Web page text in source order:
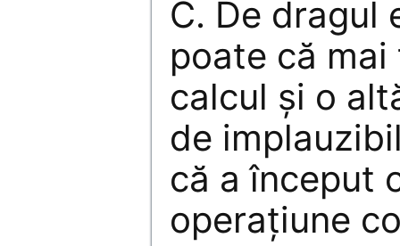
C. De dragul
poate că
calcul și o
de
că a început
operațiune